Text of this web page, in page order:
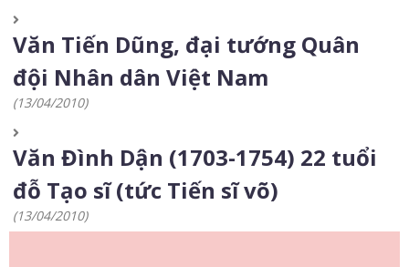
Văn Tiến Dũng, đại tướng Quân
đội Nhân dân Việt Nam
(13/04/2010)
Văn Đình Dận (1703-1754) 22 tuổi
đỗ Tạo sĩ (tức Tiến sĩ võ)
(13/04/2010)